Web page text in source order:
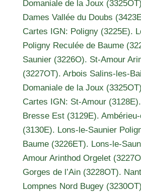
Domaniale de la Joux
Dames Vallée du Doubs
Cartes IGN: Poligny (3225E).
Poligny Reculée de Baume
Saunier (3226O). St-Amour
(3227OT). Arbois Salins-les-
Domaniale de la Joux
Cartes IGN: St-Amour
Bresse Est (3129E).
(3130E). Lons-le-Saunier
Baume (3226ET). Lons-le-
Amour Arinthod Orgelet
Gorges de l’Ain (3228OT).
Lompnes Nord Bugey